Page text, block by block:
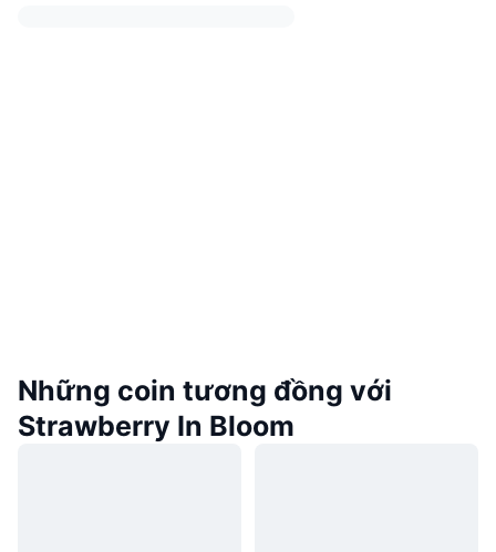
Những coin tương đồng với
Strawberry In Bloom